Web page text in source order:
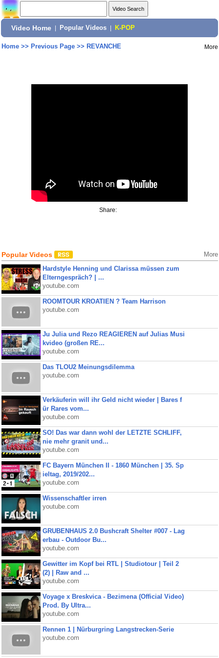
Video Home Popular Videos K-POP
Home>> Previous Page>> REVANCHE More
Share:
Popular Videos More
Hardstyle Henning und Clarissa müssen zum
Elterngespräch? | ...
youtube.com
ROOMTOUR KROATIEN ? Team Harrison
youtube.com
Ju Julia und Rezo REAGIEREN auf Julias Musi
kvideo (großen RE...
youtube.com
Das TLOU2 Meinungsdilemma
youtube.com
Verkäuferin will ihr Geld nicht wieder | Bares f
ür Rares vom...
youtube.com
SO! Das war dann wohl der LETZTE SCHLIFF,
nie mehr granit und...
youtube.com
FC Bayern München II - 1860 München | 35. Sp
ieltag, 2019/202...
youtube.com
Wissenschaftler irren
youtube.com
GRUBENHAUS 2.0 Bushcraft Shelter #007 - Lag
erbau - Outdoor Bu...
youtube.com
Gewitter im Kopf bei RTL | Studiotour | Teil 2
(2) | Raw and ...
youtube.com
Voyage x Breskvica - Bezimena (Official Video)
Prod. By Ultra...
youtube.com
Rennen 1 | Nürburgring Langstrecken-Serie
youtube.com